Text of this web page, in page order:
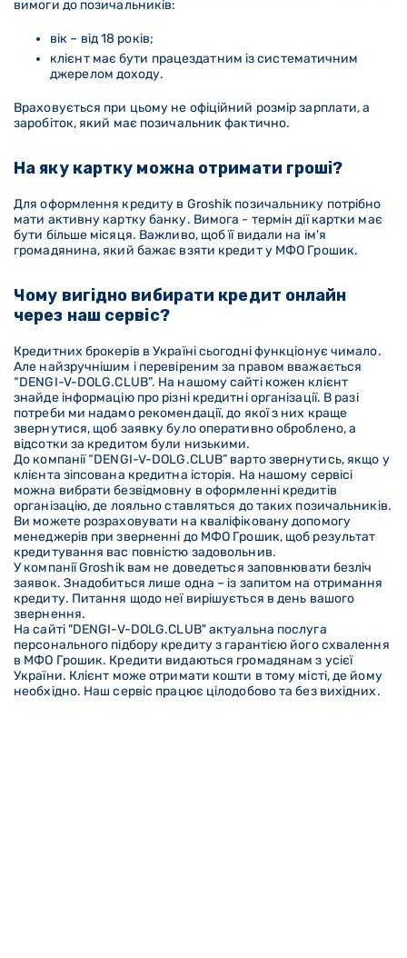
вимоги до позичальників:
вік – від 18 років;
клієнт має бути працездатним із систематичним
джерелом доходу.
Враховується при цьому не офіційний розмір зарплати, а
заробіток, який має позичальник фактично.
На яку картку можна отримати гроші?
Для оформлення кредиту в Groshik позичальнику потрібно
мати активну картку банку. Вимога - термін дії картки має
бути більше місяця. Важливо, щоб її видали на ім'я
громадянина, який бажає взяти кредит у МФО Грошик.
Чому вигідно вибирати кредит онлайн
через наш сервіс?
Кредитних брокерів в Україні сьогодні функціонує чимало.
Але найзручнішим і перевіреним за правом вважається
“DENGI-V-DOLG.CLUB”. На нашому сайті кожен клієнт
знайде інформацію про різні кредитні організації. В разі
потреби ми надамо рекомендації, до якої з них краще
звернутися, щоб заявку було оперативно оброблено, а
відсотки за кредитом були низькими.
До компанії “DENGI-V-DOLG.CLUB” варто звернутись, якщо у
клієнта зіпсована кредитна історія. На нашому сервісі
можна вибрати безвідмовну в оформленні кредитів
організацію, де лояльно ставляться до таких позичальників.
Ви можете розраховувати на кваліфіковану допомогу
менеджерів при зверненні до МФО Грошик, щоб результат
кредитування вас повністю задовольнив.
У компанії Groshik вам не доведеться заповнювати безліч
заявок. Знадобиться лише одна – із запитом на отримання
кредиту. Питання щодо неї вирішується в день вашого
звернення.
На сайті "DENGI-V-DOLG.CLUB" актуальна послуга
персонального підбору кредиту з гарантією його схвалення
в МФО Грошик. Кредити видаються громадянам з усієї
України. Клієнт може отримати кошти в тому місті, де йому
необхідно. Наш сервіс працює цілодобово та без вихідних.